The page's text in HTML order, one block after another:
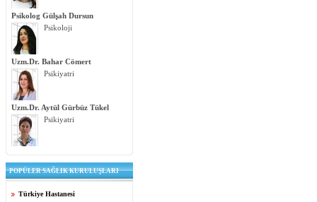
Psikolog Gülşah Dursun
Psikoloji
Uzm.Dr. Bahar Cömert
Psikiyatri
Uzm.Dr. Aytül Gürbüz Tükel
Psikiyatri
POPÜLER SAĞLIK KURULUŞLARI
Türkiye Hastanesi